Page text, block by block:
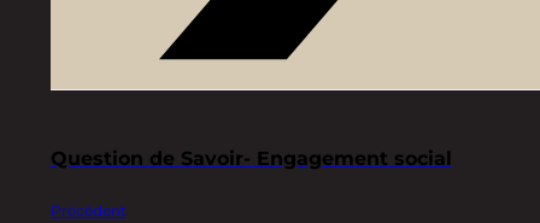
Précédent
Question de Savoir- Engagement social